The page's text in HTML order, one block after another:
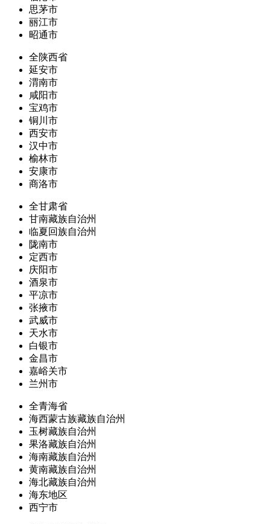
思茅市
丽江市
昭通市
全陕西省
延安市
渭南市
咸阳市
宝鸡市
铜川市
西安市
汉中市
榆林市
安康市
商洛市
全甘肃省
甘南藏族自治州
临夏回族自治州
陇南市
定西市
庆阳市
酒泉市
平凉市
张掖市
武威市
天水市
白银市
金昌市
嘉峪关市
兰州市
全青海省
海西蒙古族藏族自治州
玉树藏族自治州
果洛藏族自治州
海南藏族自治州
黄南藏族自治州
海北藏族自治州
海东地区
西宁市